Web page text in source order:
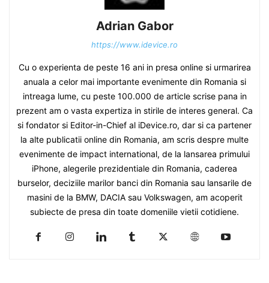
Adrian Gabor
https://www.idevice.ro
Cu o experienta de peste 16 ani in presa online si urmarirea
anuala a celor mai importante evenimente din Romania si
intreaga lume, cu peste 100.000 de article scrise pana in
prezent am o vasta expertiza in stirile de interes general. Ca
si fondator si Editor-in-Chief al iDevice.ro, dar si ca partener
la alte publicatii online din Romania, am scris despre multe
evenimente de impact international, de la lansarea primului
iPhone, alegerile prezidentiale din Romania, caderea
burselor, deciziile marilor banci din Romania sau lansarile de
masini de la BMW, DACIA sau Volkswagen, am acoperit
subiecte de presa din toate domeniile vietii cotidiene.